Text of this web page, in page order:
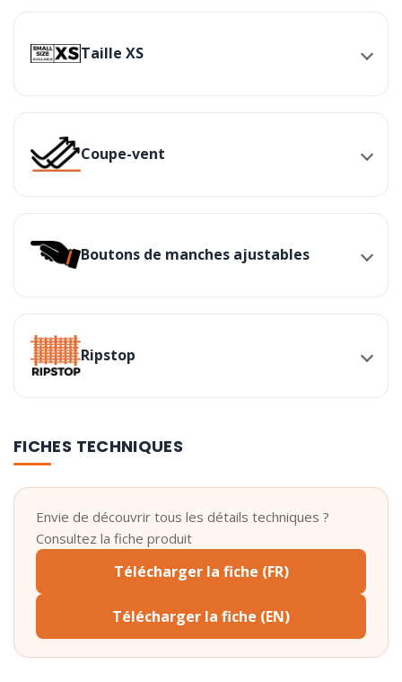
Taille XS
Coupe-vent
Boutons de manches ajustables
Ripstop
FICHES TECHNIQUES
Envie de découvrir tous les détails techniques ?
Consultez la fiche produit
Télécharger la fiche (FR)
Télécharger la fiche (EN)